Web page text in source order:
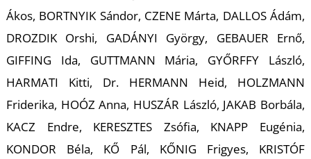
Ákos, BORTNYIK Sándor, CZENE Márta, DALLOS Ádám,
DROZDIK Orshi, GADÁNYI György, GEBAUER Ernő,
GIFFING Ida, GUTTMANN Mária, GYŐRFFY László,
HARMATI Kitti, Dr. HERMANN Heid, HOLZMANN
Friderika, HOÓZ Anna, HUSZÁR László, JAKAB Borbála,
KACZ Endre, KERESZTES Zsófia, KNAPP Eugénia,
KONDOR Béla, KŐ Pál, KŐNIG Frigyes, KRISTÓF